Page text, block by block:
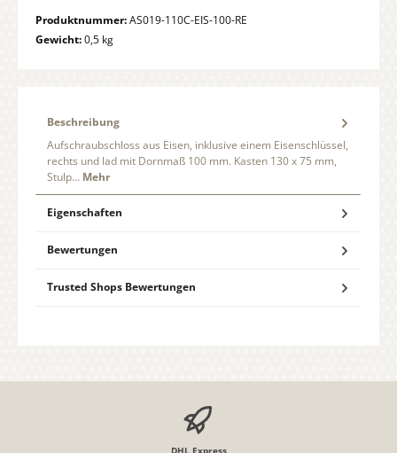
Produktnummer:AS019-110C-EIS-100-RE
Gewicht:0,5 kg
Beschreibung
Aufschraubschloss aus Eisen, inklusive einem Eisenschlüssel,
rechts und lad mit Dornmaß 100 mm. Kasten 130 x 75 mm,
Stulp… Mehr
Eigenschaften
Bewertungen
Trusted Shops Bewertungen
DHL Express